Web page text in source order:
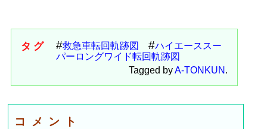
タグ 救急車転回軌跡図
ハイエーススー
パーロングワイド転回軌跡図
Tagged byA-TONKUN .
コメント